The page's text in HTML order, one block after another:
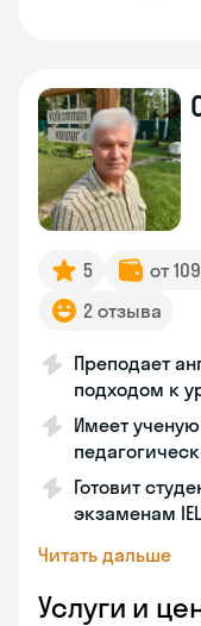
5 от
2 отзыва
Преподает
подходом к
Имеет
Готовит
экзаменам
Читать дальше
Услуги и